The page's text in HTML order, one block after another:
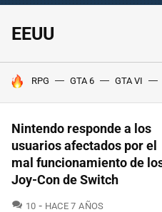
EEUU
HOY SE HABLA DE
RPG GTA 6 GTA VI
Nintendo responde a los
usuarios afectados por el
mal funcionamiento de
Joy-Con de Switch
10 COMENTARIOS
HACE 7 AÑOS